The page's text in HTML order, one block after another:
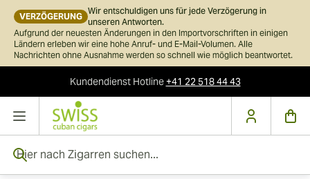
VERZÖGERUNG
Wir entschuldigen uns für jede Verzögerung in
unseren Antworten.
Aufgrund der neuesten Änderungen in den Importvorschriften in einigen
Ländern erleben wir eine hohe Anruf- und E-Mail-Volumen. Alle
Nachrichten ohne Ausnahme werden so schnell wie möglich beantwortet.
KundendienstHotline+41 22 518 44 43
Skip to Content